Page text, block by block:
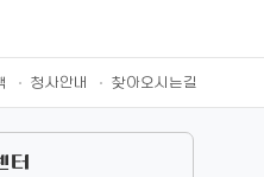
청사안내 찾아오시는길
터